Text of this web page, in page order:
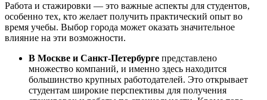
Работа и стажировки — это важные аспекты для студентов,
особенно тех, кто желает получить практический опыт во
время учебы. Выбор города может оказать значительное
влияние на эти возможности.
В Москве и Санкт-Петербурге представлено
множество компаний, и именно здесь находится
большинство крупных работодателей. Это открывает
студентам широкие перспективы для получения